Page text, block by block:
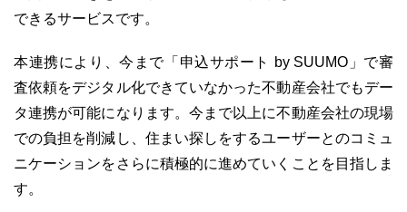
03-6689-1791
できるサービスです。
本連携により、今まで「申込サポート by SUUMO」で審
査依頼をデジタル化できていなかった不動産会社でもデー
タ連携が可能になります。今まで以上に不動産会社の現場
での負担を削減し、住まい探しをするユーザーとのコミュ
ニケーションをさらに積極的に進めていくことを目指しま
す。